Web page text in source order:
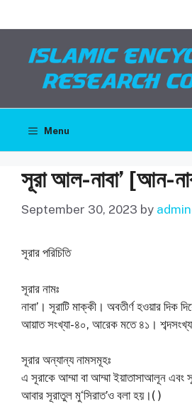
to
Menu
সূরা আল-নাবা’ [আন-
September 30, 2023 by
সূরার পরিচিতি
সূরার নামঃ
নাবা’। সূরাটি মাক্কী। অবতীর্ণ হওয়ার দিক
আয়াত সংখ্যা-৪০, আরেক মতে ৪১।
সূরার অন্যান্য নামসমূহঃ
এ সূরাকে আম্মা বা আম্মা ইয়াতাসাআলূন এবং
আবার সূরাতুল মু‘সিরাত’ও বলা হয়।( )